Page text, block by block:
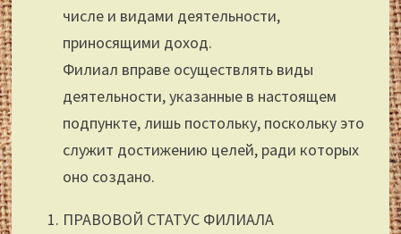
числе и видами деятельности,
приносящими доход.
Филиал вправе осуществлять виды
деятельности, указанные в настоящем
подпункте, лишь постольку, поскольку это
служит достижению целей, ради которых
оно создано.
ПРАВОВОЙ СТАТУС ФИЛИАЛА